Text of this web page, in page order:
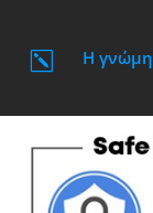
k Η γνώμη